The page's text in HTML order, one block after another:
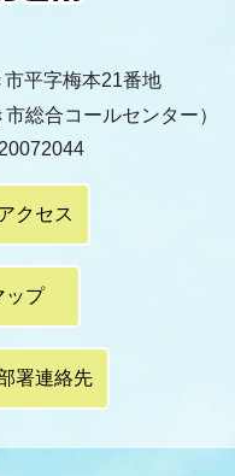
平字梅本21番地
市総合コールセンター）
クセス
ップ
署連絡先